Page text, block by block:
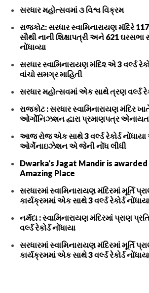
સરધાર મહોત્સવમાં ૩ વિશ્વ વિક્રમ
રાજકોટ: સરધાર સ્વામિનારાયણ મંદિરે
સૌથી નાની શિક્ષાપત્રી અને 621 ઘરસભા
નોંધાવ્યા
સરધાર સ્વામિનારાયણ મંદિ૨ એ 3 વર્લ્ડ
વાંચો સમગ્ર માહિતી
સરધાર મહોત્સવમાં એક સાથે ત્રણ વર્લ્ડ
રાજકોટ : સરધાર સ્વામિનારાયણ મંદિર
ઓર્ગોનિઝશન દ્વારા પ્રમાણપત્ર એનાયત
આજ રોજ એક સાથે 3 વર્લ્ડ રેકોર્ડ નોંધાયા
ઓર્ગેનાઇઝેશન એ જેની નોંધ લીધી
Dwarka's Jagat Mandir is
Amazing Place
સરધારમાં સ્વામિનારાયણ મંદિરમાં મૂર્તિ
કાર્યક્રમમાં એક સાથે 3 વર્લ્ડ રેકોર્ડ
નર્મદા : સ્વામિનારાયણ મંદિરમાં પ્રાણ
વર્લ્ડ રેકોર્ડ નોંધાયા
સરધારમાં સ્વામિનારાયણ મંદિરમાં મૂર્તિ
કાર્યક્રમમાં એક સાથે 3 વર્લ્ડ રેકોર્ડ